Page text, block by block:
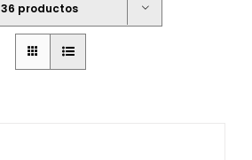
36 productos